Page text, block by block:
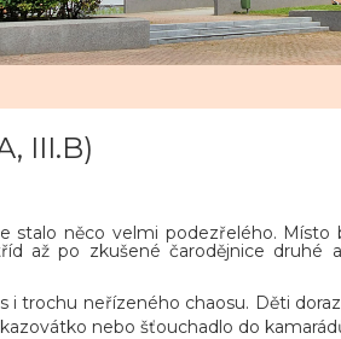
III.B)
stalo něco velmi podezřelého.
až po zkušené čarodějnice druhé
i trochu neřízeného chaosu. Děti
nebo šťouchadlo do